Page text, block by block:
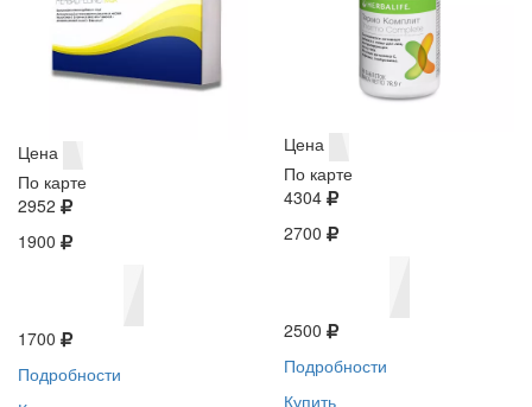
Цена
По карте
2952
1900
1700
Подробности
Цена
По карте
4304
2700
2500
Подробности
Купить